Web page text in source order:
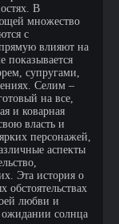
В
множество
с
влияют на
показывается
супругами,
Селим –
на все,
и коварная
власть и
персонажей,
аспекты
Эта история о
любви и
ожидании солнца